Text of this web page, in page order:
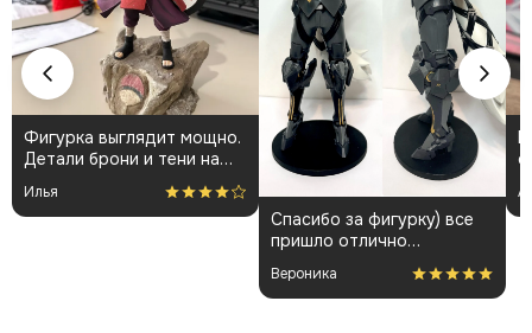
Фигурка выглядит мощно.
Детали брони и тени на
плаще проработаны
аккуратно. Пришла быстро
и без повреждений.
Илья
Спасибо за фигурку) все
пришло отлично
упакованным. Отдельная
благодарность за
покраску модели.
Вероника